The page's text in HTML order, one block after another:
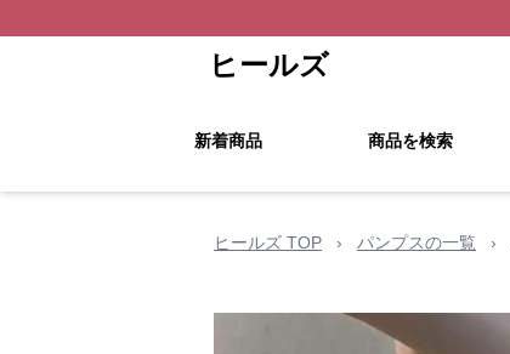
ヒールズ
新着商品 商品を検索
ヒールズ TOP › パンプスの一覧 ›